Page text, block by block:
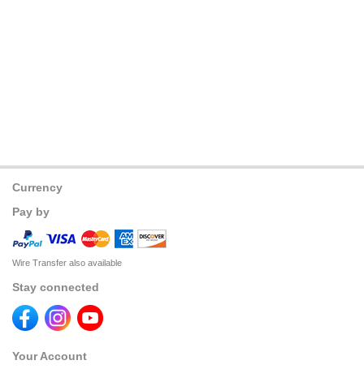
Currency
Pay by
Wire Transfer also available
Stay connected
Your Account